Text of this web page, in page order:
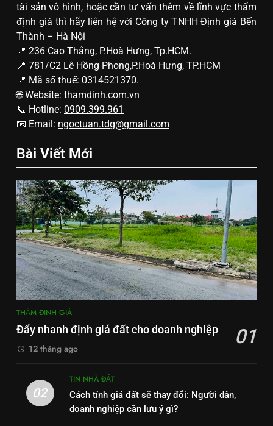
tài sản vô hình, hoặc cần tư vấn thêm về lĩnh vực thẩm
định giá thì hãy liên hệ với Công ty TNHH Định giá Bến
Thành – Hà Nội
📍 236 Cao Thắng, P.Hoà Hưng, Tp.HCM.
📍 781/C2 Lê Hồng Phong,P.Hoà Hưng, TP.HCM
📍 Mã số thuế: 0314521370.
🌐 Website: thamdinh.com.vn
📞 Hotline: 0909.399.961
📧 Email: ngoctuan.tdg@gmail.com
Bài Viết Mới
THẨM ĐỊNH GIÁ
Đẩy nhanh định giá đất cho doanh nghiệp 01
12 tháng ago
02
TIN NHÀ ĐẤT
Cách tính giá đất sẽ thay đổi: Người dân,
doanh nghiệp cần lưu ý gì?